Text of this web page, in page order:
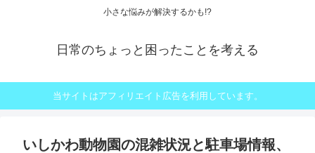
小さな悩みが解決するかも!?
日常のちょっと困ったことを考える
当サイトはアフィリエイト広告を利用しています。
いしかわ動物園の混雑状況と駐車場情報、